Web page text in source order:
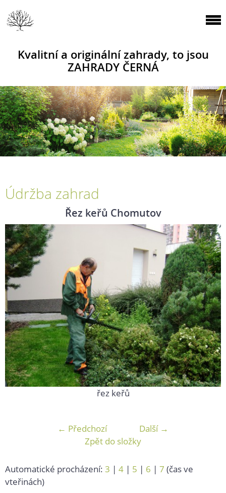
Kvalitní a originální zahrady, to jsou
ZAHRADY ČERNÁ
Údržba zahrad
Řez keřů Chomutov
řez keřů
← Předchozí
Další →
Zpět do složky
Automatické procházení: 3 | 4 | 5 | 6 | 7 (čas ve
vteřinách)